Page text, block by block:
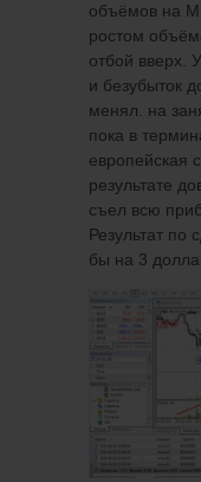
объёмов на
ростом
отбой вверх.
и безубыток
менял. на
пока в
европейская
результате
съел всю
Результат по
бы на 3